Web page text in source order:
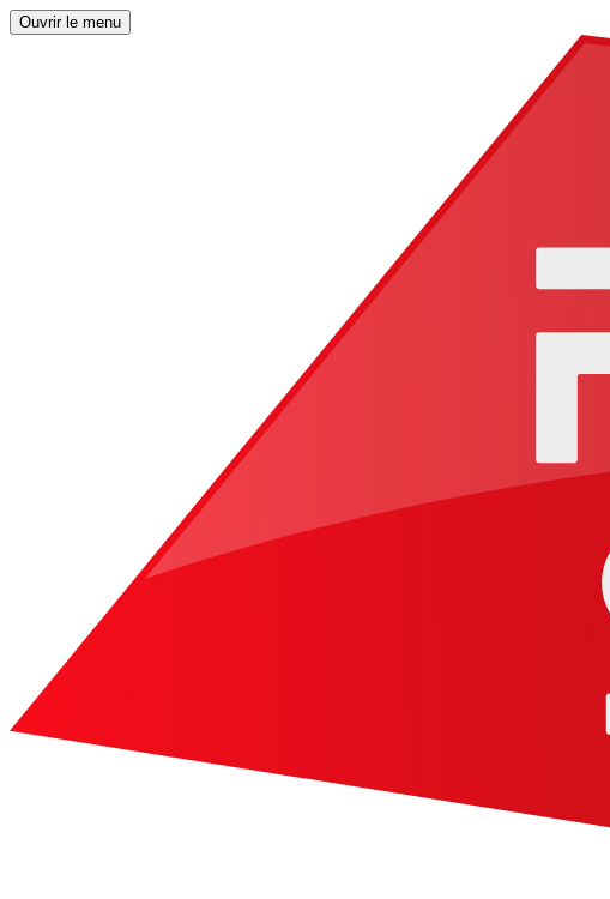
Ouvrir le menu